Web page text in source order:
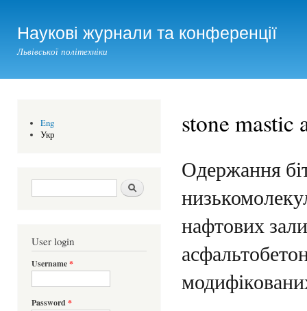
Наукові журнали та конференції
Львівської політехніки
Eng
Укр
Search form Шукати
User login
Username*
Password *
stone mastic
Одержання
нафтових